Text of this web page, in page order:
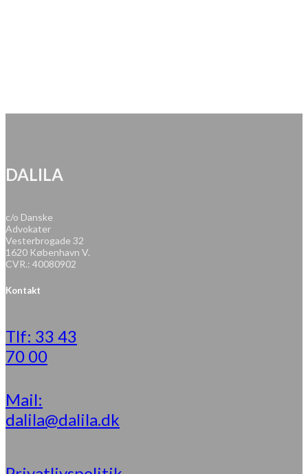
DALILA
c/o Danske
Advokater
Vesterbrogade 32
1620 København V.
CVR.: 40080902
Kontakt
Tlf: 33 43
70 00
Mail:
dalila@dalila.dk